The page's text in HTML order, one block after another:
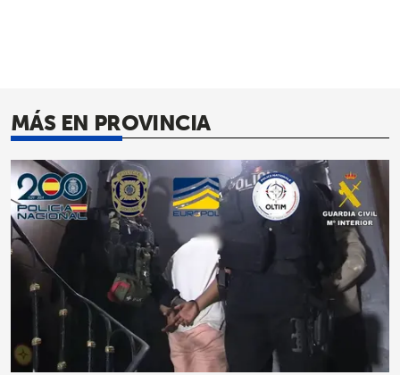
MÁS EN PROVINCIA